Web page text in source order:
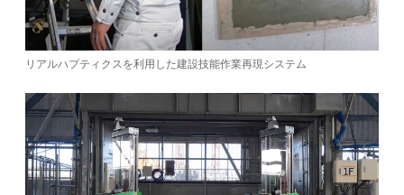
リアルハプティクスを利用した建設技能作業再現システム